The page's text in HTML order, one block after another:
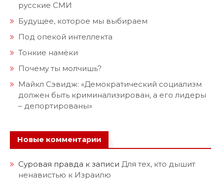
русские СМИ
Будущее, которое мы выбираем
Под опекой интеллекта
Тонкие намёки
Почему ты молчишь?
Майкл Сэвидж: «Демократический социализм
должен быть криминализирован, а его лидеры
– депортированы»
Новые комментарии
Суровая правда к записи Для тех, кто дышит
ненавистью к Израилю